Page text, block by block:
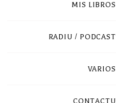
MIS LIBROS
RADIU / PODCAST
VARIOS
CONTACTU